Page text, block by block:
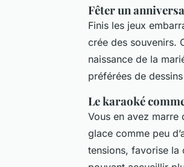
Fêter un
Finis les jeux
crée des souvenirs.
naissance de la
préférées de
Le karaoké
Vous en avez marre
glace comme peu
tensions, favorise la